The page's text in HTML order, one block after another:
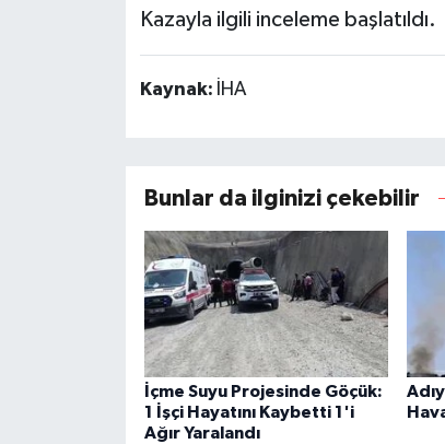
Kazayla ilgili inceleme başlatıldı.
Kaynak: İHA
Bunlar da ilginizi çekebilir
İçme Suyu Projesinde Göçük:
1 İşçi Hayatını Kaybetti 1'i
Ağır Yaralandı